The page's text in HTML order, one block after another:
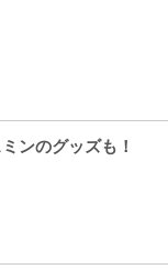
ンのグッズも！